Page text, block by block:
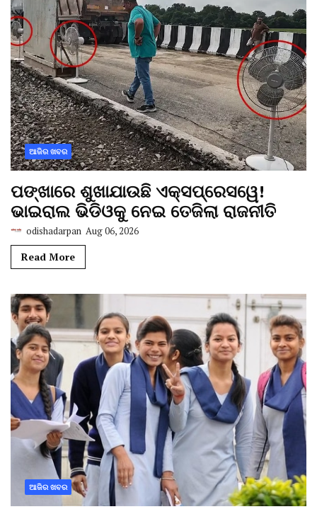
ଆଜିର ଖବର
ପଙ୍ଖାରେ ଶୁଖାଯାଉଛି ଏକ୍ସପ୍ରେସୱେ!
ଭାଇରାଲ ଭିଡିଓକୁ ନେଇ ତେଜିଲା ରାଜନୀତି
odishadarpan Aug 06, 2026
Read More
ଆଜିର ଖବର